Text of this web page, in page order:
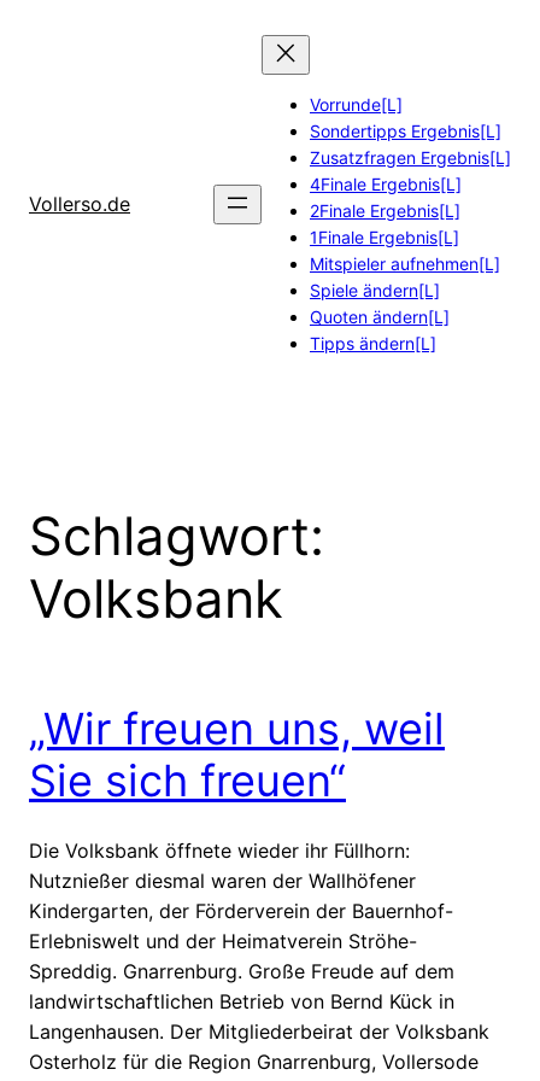
Vollerso.de
Vorrunde[L]
Sondertipps Ergebnis[L]
Zusatzfragen Ergebnis[L]
4Finale Ergebnis[L]
2Finale Ergebnis[L]
1Finale Ergebnis[L]
Mitspieler aufnehmen[L]
Spiele ändern[L]
Quoten ändern[L]
Tipps ändern[L]
Schlagwort:
Volksbank
„Wir freuen uns, weil
Sie sich freuen“
Die Volksbank öffnete wieder ihr Füllhorn:
Nutznießer diesmal waren der Wallhöfener
Kindergarten, der Förderverein der Bauernhof-
Erlebniswelt und der Heimatverein Ströhe-
Spreddig. Gnarrenburg. Große Freude auf dem
landwirtschaftlichen Betrieb von Bernd Kück in
Langenhausen. Der Mitgliederbeirat der Volksbank
Osterholz für die Region Gnarrenburg, Vollersode